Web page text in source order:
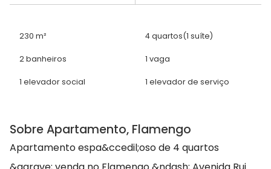
230 m² 4 quartos(1 suíte)
2 banheiros 1 vaga
1 elevador social 1 elevador de serviço
Sobre Apartamento, Flamengo
Apartamento espa&ccedil;oso de 4 quartos